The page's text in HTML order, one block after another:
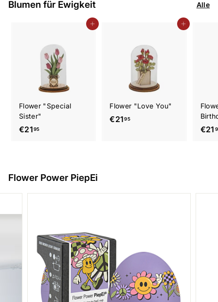
Blumen für Ewigkeit Alle
In den Einkaufswagen legen
Flower "Special
Sister"
€2195€
9
In den Einkaufswagen legen
Flower "Love You"
€21 95€
€21
Flower Power PiepEi